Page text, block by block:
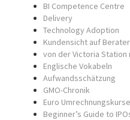
BI Competence Centre
Delivery
Technology Adoption
Kundensicht auf Berater
von der Victoria Station
Englische Vokabeln
Aufwandsschätzung
GMO-Chronik
Euro Umrechnungskurse
Beginner’s Guide to